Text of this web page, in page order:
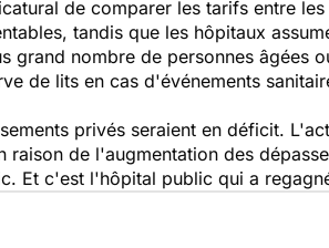
de comparer les tarifs entre
tandis que les hôpitaux
grand nombre de personnes âgées
de lits en cas d'événements
privés seraient en déficit.
raison de l'augmentation des
Et c'est l'hôpital public qui a